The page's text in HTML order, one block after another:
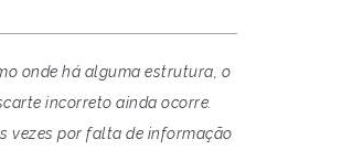
onde há alguma estrutura, o
incorreto ainda ocorre.
vezes por falta de informação